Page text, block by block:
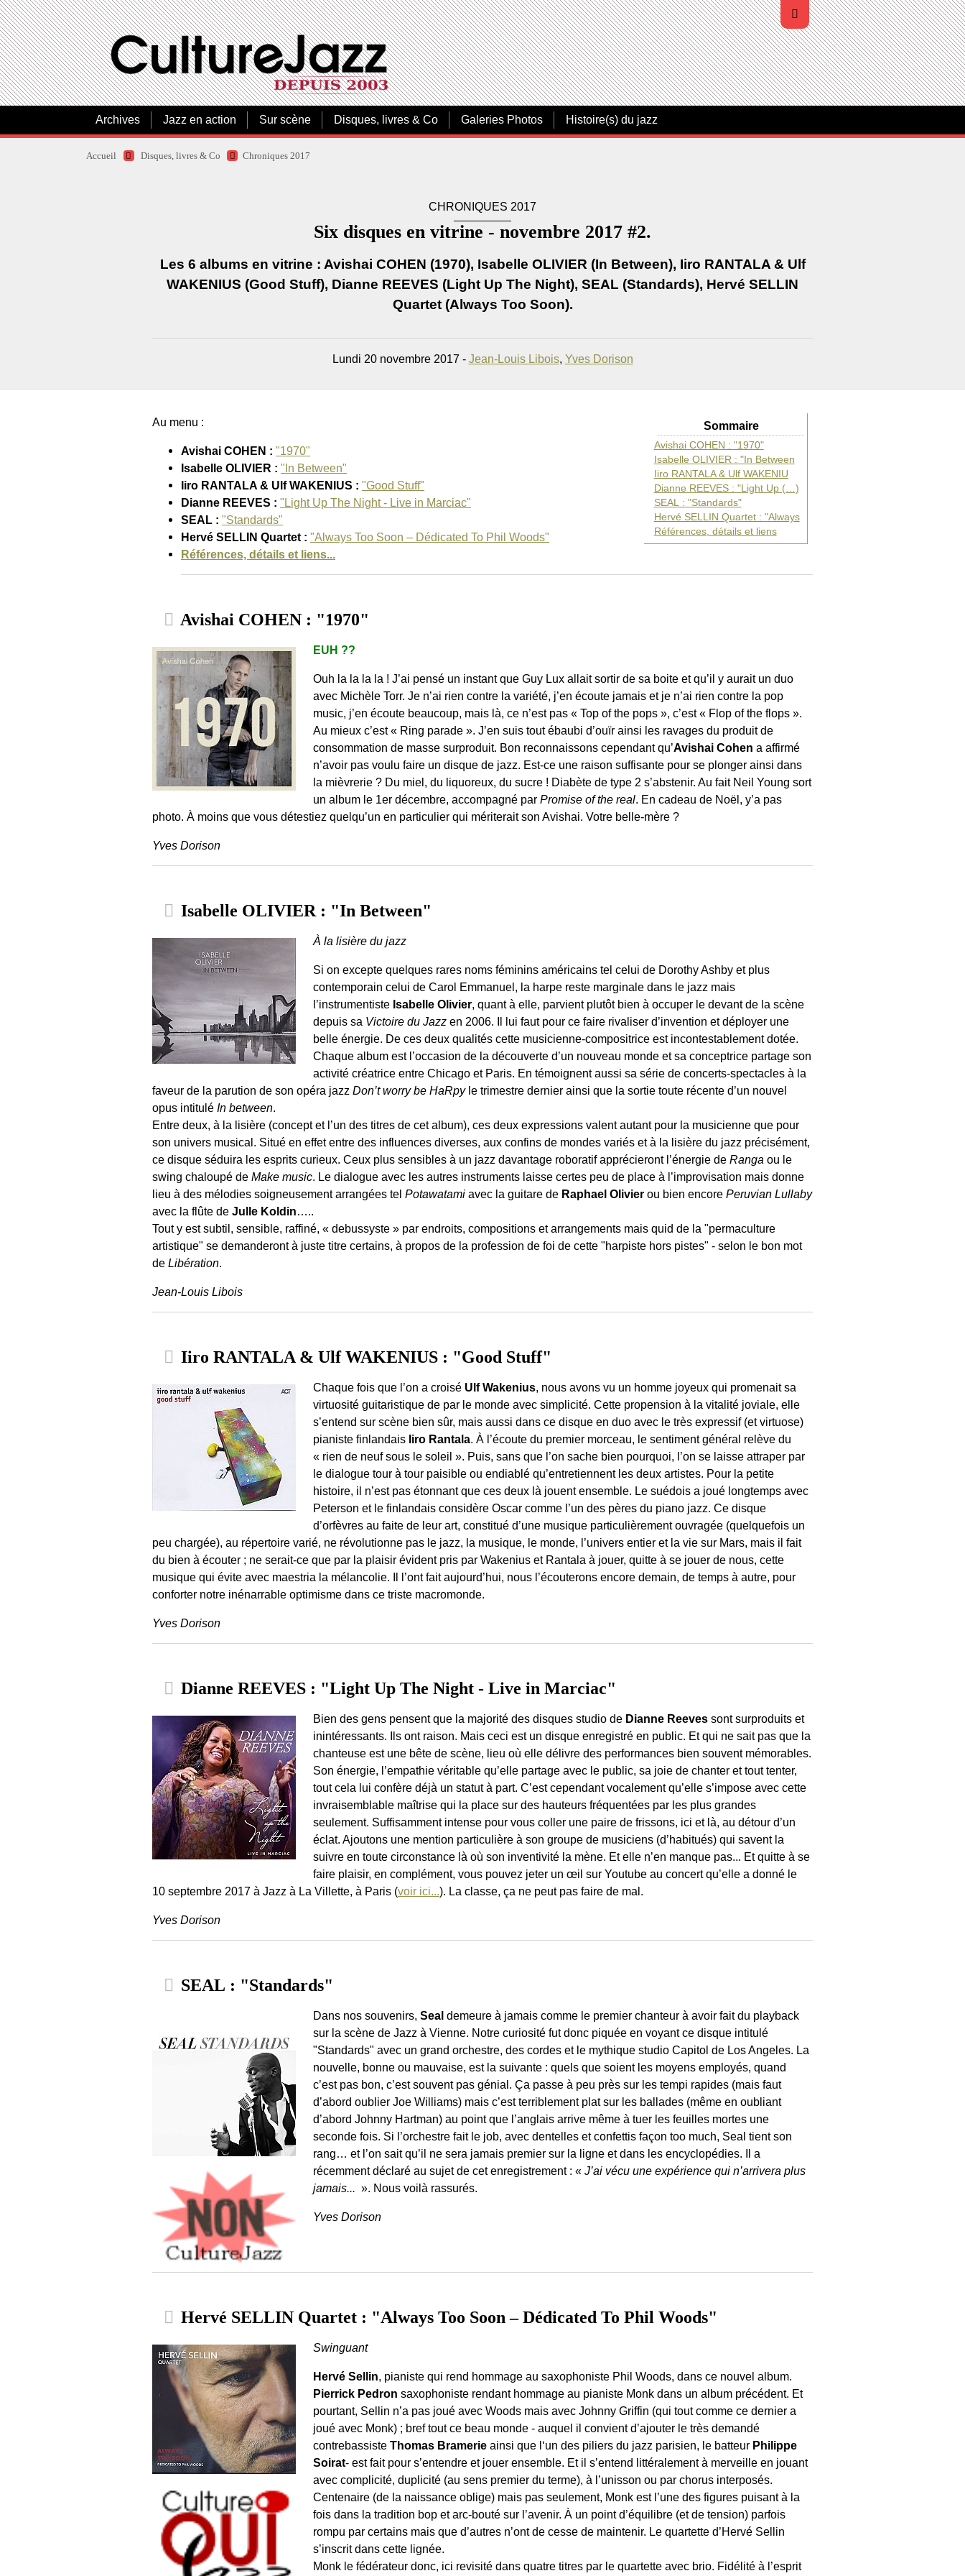
Archives Jazz en action Sur scène Disques, livres & Co Galeries Photos Histoire(s) du jazz
Accueil Disques, livres & Co Chroniques 2017
CHRONIQUES 2017
Six disques en vitrine - novembre 2017 #2.
Les 6 albums en vitrine : Avishai COHEN (1970), Isabelle OLIVIER (In Between), Iiro RANTALA & Ulf
WAKENIUS (Good Stuff), Dianne REEVES (Light Up The Night), SEAL (Standards), Hervé SELLIN
Quartet (Always Too Soon).
Lundi 20 novembre 2017 - Jean-Louis Libois, Yves Dorison
Sommaire
Avishai COHEN : "1970"
Isabelle OLIVIER : "In Between
Iiro RANTALA & Ulf WAKENIU
Dianne REEVES : "Light Up (…)
SEAL : "Standards"
Hervé SELLIN Quartet : "Always
Références, détails et liens
Au menu :
Avishai COHEN : "1970"
Isabelle OLIVIER : "In Between"
Iiro RANTALA & Ulf WAKENIUS : "Good Stuff"
Dianne REEVES : "Light Up The Night - Live in Marciac"
SEAL : "Standards"
Hervé SELLIN Quartet : "Always Too Soon – Dédicated To Phil Woods"
Références, détails et liens...
Avishai COHEN : "1970"
EUH ??
Ouh la la la la ! J’ai pensé un instant que Guy Lux allait sortir de sa boite et qu’il y aurait un duo
avec Michèle Torr. Je n’ai rien contre la variété, j’en écoute jamais et je n’ai rien contre la pop
music, j’en écoute beaucoup, mais là, ce n’est pas « Top of the pops », c’est « Flop of the flops ».
Au mieux c’est « Ring parade ». J’en suis tout ébaubi d’ouïr ainsi les ravages du produit de
consommation de masse surproduit. Bon reconnaissons cependant qu’Avishai Cohen a affirmé
n’avoir pas voulu faire un disque de jazz. Est-ce une raison suffisante pour se plonger ainsi dans
la mièvrerie ? Du miel, du liquoreux, du sucre ! Diabète de type 2 s’abstenir. Au fait Neil Young sort
un album le 1er décembre, accompagné parPromise of the real. En cadeau de Noël, y’a pas
photo. À moins que vous détestiez quelqu’un en particulier qui mériterait son Avishai. Votre belle-mère ?
Yves Dorison
Isabelle OLIVIER : "In Between"
À la lisière du jazz
Si on excepte quelques rares noms féminins américains tel celui de Dorothy Ashby et plus
contemporain celui de Carol Emmanuel, la harpe reste marginale dans le jazz mais
l’instrumentiste Isabelle Olivier, quant à elle, parvient plutôt bien à occuper le devant de la scène
depuis sa Victoire du Jazz en 2006. Il lui faut pour ce faire rivaliser d’invention et déployer une
belle énergie. De ces deux qualités cette musicienne-compositrice est incontestablement dotée.
Chaque album est l’occasion de la découverte d’un nouveau monde et sa conceptrice partage son
activité créatrice entre Chicago et Paris. En témoignent aussi sa série de concerts-spectacles à la
faveur de la parution de son opéra jazz Don’t worry be HaRpy le trimestre dernier ainsi que la sortie toute récente d’un nouvel
opus intitulé In between.
Entre deux, à la lisière (concept et l’un des titres de cet album), ces deux expressions valent autant pour la musicienne que pour
son univers musical. Situé en effet entre des influences diverses, aux confins de mondes variés et à la lisière du jazz précisément,
ce disque séduira les esprits curieux. Ceux plus sensibles à un jazz davantage roboratif apprécieront l’énergie de Ranga ou le
swing chaloupé de Make music. Le dialogue avec les autres instruments laisse certes peu de place à l’improvisation mais donne
lieu à des mélodies soigneusement arrangées tel Potawatami avec la guitare de Raphael Olivier ou bien encore Peruvian Lullaby
avec la flûte de Julle Koldin…..
Tout y est subtil, sensible, raffiné, « debussyste » par endroits, compositions et arrangements mais quid de la "permaculture
artistique" se demanderont à juste titre certains, à propos de la profession de foi de cette "harpiste hors pistes" - selon le bon mot
de Libération.
Jean-Louis Libois
Iiro RANTALA & Ulf WAKENIUS : "Good Stuff"
Chaque fois que l’on a croisé Ulf Wakenius, nous avons vu un homme joyeux qui promenait sa
virtuosité guitaristique de par le monde avec simplicité. Cette propension à la vitalité joviale, elle
s’entend sur scène bien sûr, mais aussi dans ce disque en duo avec le très expressif (et virtuose)
pianiste finlandais Iiro Rantala. À l’écoute du premier morceau, le sentiment général relève du
« rien de neuf sous le soleil ». Puis, sans que l’on sache bien pourquoi, l’on se laisse attraper par
le dialogue tour à tour paisible ou endiablé qu’entretiennent les deux artistes. Pour la petite
histoire, il n’est pas étonnant que ces deux là jouent ensemble. Le suédois a joué longtemps avec
Peterson et le finlandais considère Oscar comme l’un des pères du piano jazz. Ce disque
d’orfèvres au faite de leur art, constitué d’une musique particulièrement ouvragée (quelquefois un
peu chargée), au répertoire varié, ne révolutionne pas le jazz, la musique, le monde, l’univers entier et la vie sur Mars, mais il fait
du bien à écouter ; ne serait-ce que par la plaisir évident pris par Wakenius et Rantala à jouer, quitte à se jouer de nous, cette
musique qui évite avec maestria la mélancolie. Il l’ont fait aujourd’hui, nous l’écouterons encore demain, de temps à autre, pour
conforter notre inénarrable optimisme dans ce triste macromonde.
Yves Dorison
Dianne REEVES : "Light Up The Night - Live in Marciac"
Bien des gens pensent que la majorité des disques studio de Dianne Reeves sont surproduits et
inintéressants. Ils ont raison. Mais ceci est un disque enregistré en public. Et qui ne sait pas que la
chanteuse est une bête de scène, lieu où elle délivre des performances bien souvent mémorables.
Son énergie, l’empathie véritable qu’elle partage avec le public, sa joie de chanter et tout tenter,
tout cela lui confère déjà un statut à part. C’est cependant vocalement qu’elle s’impose avec cette
invraisemblable maîtrise qui la place sur des hauteurs fréquentées par les plus grandes
seulement. Suffisamment intense pour vous coller une paire de frissons, ici et là, au détour d’un
éclat. Ajoutons une mention particulière à son groupe de musiciens (d’habitués) qui savent la
suivre en toute circonstance là où son inventivité la mène. Et elle n’en manque pas... Et quitte à se
faire plaisir, en complément, vous pouvez jeter un œil sur Youtube au concert qu’elle a donné le
10 septembre 2017 à Jazz à La Villette, à Paris (voir ici...). La classe, ça ne peut pas faire de mal.
Yves Dorison
SEAL : "Standards"
Dans nos souvenirs,Seal demeure à jamais comme le premier chanteur à avoir fait du playback
sur la scène de Jazz à Vienne. Notre curiosité fut donc piquée en voyant ce disque intitulé
"Standards" avec un grand orchestre, des cordes et le mythique studio Capitol de Los Angeles. La
nouvelle, bonne ou mauvaise, est la suivante : quels que soient les moyens employés, quand
c’est pas bon, c’est souvent pas génial. Ça passe à peu près sur les tempi rapides (mais faut
d’abord oublier Joe Williams) mais c’est terriblement plat sur les ballades (même en oubliant
d’abord Johnny Hartman) au point que l’anglais arrive même à tuer les feuilles mortes une
seconde fois. Si l’orchestre fait le job, avec dentelles et confettis façon too much, Seal tient son
rang… et l’on sait qu’il ne sera jamais premier sur la ligne et dans les encyclopédies. Il a
récemment déclaré au sujet de cet enregistrement : «J’ai vécu une expérience qui n’arrivera plus
jamais... ». Nous voilà rassurés.
Yves Dorison
Hervé SELLIN Quartet : "Always Too Soon – Dédicated To Phil Woods"
Swinguant
Hervé Sellin, pianiste qui rend hommage au saxophoniste Phil Woods, dans ce nouvel album.
Pierrick Pedron saxophoniste rendant hommage au pianiste Monk dans un album précédent. Et
pourtant, Sellin n’a pas joué avec Woods mais avec Johnny Griffin (qui tout comme ce dernier a
joué avec Monk) ; bref tout ce beau monde - auquel il convient d’ajouter le très demandé
contrebassisteThomas Bramerie ainsi que l‘un des piliers du jazz parisien, le batteur Philippe
Soirat- est fait pour s’entendre et jouer ensemble. Et il s’entend littéralement à merveille en jouant
avec complicité, duplicité (au sens premier du terme), à l’unisson ou par chorus interposés.
Centenaire (de la naissance oblige) mais pas seulement, Monk est l’une des figures puisant à la
fois dans la tradition bop et arc-bouté sur l’avenir. À un point d’équilibre (et de tension) parfois
rompu par certains mais que d’autres n’ont de cesse de maintenir. Le quartette d’Hervé Sellin
s’inscrit dans cette lignée.
Monk le fédérateur donc, ici revisité dans quatre titres par le quartette avec brio. Fidélité à l’esprit